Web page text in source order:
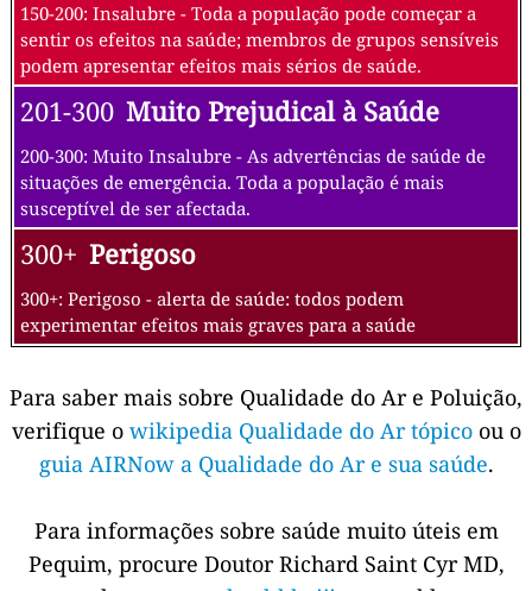
150-200: Insalubre - Toda a população pode começar a
sentir os efeitos na saúde; membros de grupos sensíveis
podem apresentar efeitos mais sérios de saúde.
201-300 Muito Prejudical à Saúde
200-300: Muito Insalubre - As advertências de saúde de
situações de emergência. Toda a população é mais
susceptível de ser afectada.
300+ Perigoso
300+: Perigoso - alerta de saúde: todos podem
experimentar efeitos mais graves para a saúde
Para saber mais sobre Qualidade do Ar e Poluição,
verifique o wikipedia Qualidade do Ar tópico ou o
guia AIRNow a Qualidade do Ar e sua saúde.
Para informações sobre saúde muito úteis em
Pequim, procure Doutor Richard Saint Cyr MD,